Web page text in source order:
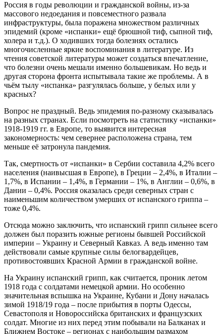
Россия в годы революции и гражданской войны, из-за
массового недоедания и повсеместного развала
инфраструктуры, была поражена множеством различных
эпидемий (кроме «испанки» ещё брюшной тиф, сыпной тиф,
холера и т.д.). О ходивших тогда болезнях остались
многочисленные яркие воспоминания в литературе. Из
чтения советской литературы может создаться впечатление,
что болезни очень мешали именно большевикам. Но ведь и
другая сторона фронта испытывала такие же проблемы. А в
чьём тылу «испанка» разгулялась больше, у белых или у
красных?
Вопрос не праздный. Ведь эпидемия по-разному сказывалась
на разных странах. Если посмотреть на статистику «испанки»
1918-1919 гг. в Европе, то выявится интересная
закономерность: чем севернее расположена страна, тем
меньше её затронула пандемия.
Так, смертность от «испанки» в Сербии составила 4,2% всего
населения (наивысшая в Европе), в Греции – 2,4%, в Италии –
1,7%, в Испании – 1,4%, в Германии – 1%, в Англии – 0,6%, в
Дании – 0,4%. Россия оказалась среди северных стран с
наименьшим количеством умерших от испанского гриппа –
тоже 0,4%.
Отсюда можно заключить, что испанский грипп сильнее всего
должен был поразить южные регионы бывшей Российской
империи – Украину и Северный Кавказ. А ведь именно там
действовали самые крупные силы белогвардейцев,
противостоявших Красной Армии в гражданской войне.
На Украину испанский грипп, как считается, проник летом
1918 года с солдатами немецкой армии. Но особенно
значительная вспышка на Украине, Кубани и Дону началась
зимой 1918/19 года – после прибытия в порты Одессы,
Севастополя и Новороссийска британских и французских
солдат. Многие из них перед этим побывали на Балканах и
Ближнем Востоке – регионах с наибольшим размахом